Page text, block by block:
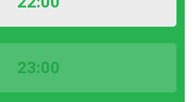
23:00